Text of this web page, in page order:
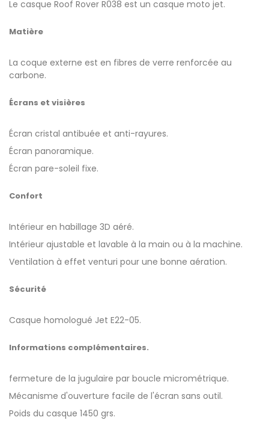
Le casque Roof Rover R038 est un casque moto jet.
Matière
La coque externe est en fibres de verre renforcée au
carbone.
Écrans et visières
Écran cristal antibuée et anti-rayures.
Écran panoramique.
Écran pare-soleil fixe.
Confort
Intérieur en habillage 3D aéré.
Intérieur ajustable et lavable à la main ou à la machine.
Ventilation à effet venturi pour une bonne aération.
Sécurité
Casque homologué Jet E22-05.
Informations complémentaires.
fermeture de la jugulaire par boucle micrométrique.
Mécanisme d'ouverture facile de l'écran sans outil.
Poids du casque 1450 grs.